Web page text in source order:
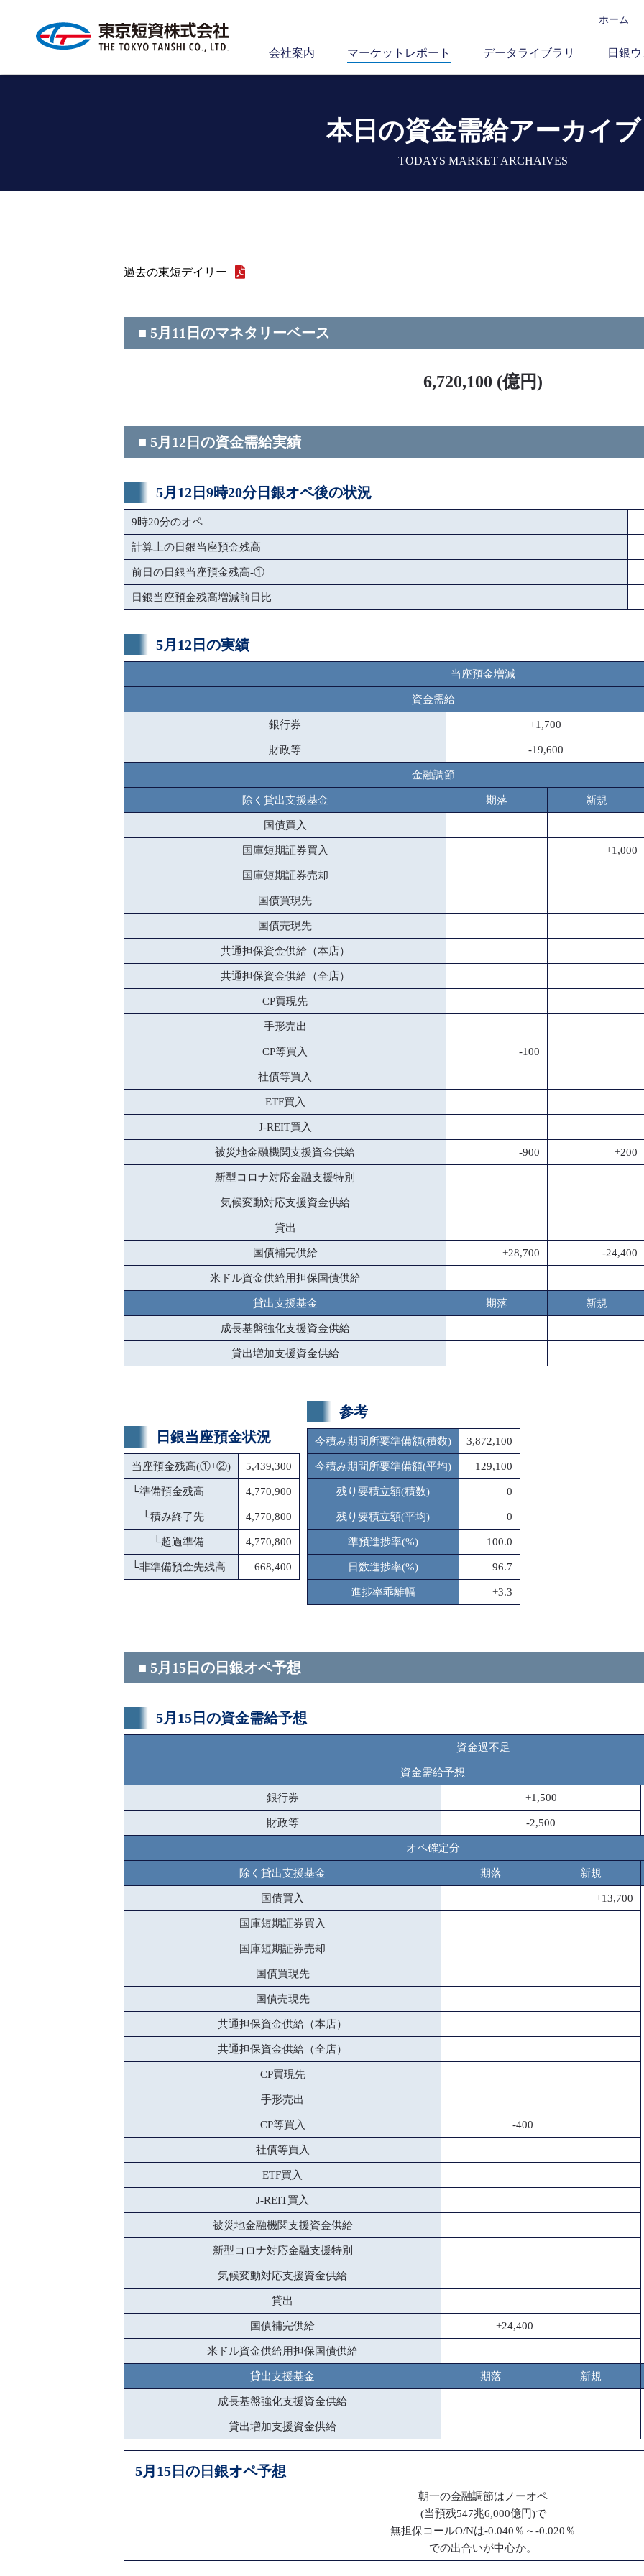
ホーム
会社案内 マーケットレポート データライブラリ 日銀
本日の資金需給アーカイブ
TODAYS MARKET ARCHAIVES
過去の東短デイリー
■ 5月11日のマネタリーベース
6,720,100 (億円)
■ 5月12日の資金需給実績
5月12日9時20分日銀オペ後の状況
9時20分のオペ
計算上の日銀当座預金残高
前日の日銀当座預金残高-①
日銀当座預金残高増減前日比
5月12日の実績
当座預金増減
資金需給
銀行券 +1,700
財政等 -19,600
金融調節
除く貸出支援基金 期落 新規
国債買入
国庫短期証券買入 +1,000
国庫短期証券売却
国債買現先
国債売現先
共通担保資金供給（本店）
共通担保資金供給（全店）
CP買現先
手形売出
CP等買入 -100
社債等買入
ETF買入
J-REIT買入
被災地金融機関支援資金供給 -900 +200
新型コロナ対応金融支援特別
気候変動対応支援資金供給
貸出
国債補完供給 +28,700 -24,400
米ドル資金供給用担保国債供給
貸出支援基金 期落 新規
成長基盤強化支援資金供給
貸出増加支援資金供給
日銀当座預金状況
当座預金残高(①+②) 5,439,300
└準備預金残高 4,770,900
└積み終了先 4,770,800
└超過準備 4,770,800
└非準備預金先残高 668,400
参考
今積み期間所要準備額(積数) 3,872,100
今積み期間所要準備額(平均) 129,100
残り要積立額(積数) 0
残り要積立額(平均) 0
準預進捗率(%) 100.0
日数進捗率(%) 96.7
進捗率乖離幅 +3.3
■ 5月15日の日銀オペ予想
5月15日の資金需給予想
資金過不足
資金需給予想
銀行券 +1,500
財政等 -2,500
オペ確定分
除く貸出支援基金 期落 新規
国債買入 +13,700
国庫短期証券買入
国庫短期証券売却
国債買現先
国債売現先
共通担保資金供給（本店）
共通担保資金供給（全店）
CP買現先
手形売出
CP等買入 -400
社債等買入
ETF買入
J-REIT買入
被災地金融機関支援資金供給
新型コロナ対応金融支援特別
気候変動対応支援資金供給
貸出
国債補完供給 +24,400
米ドル資金供給用担保国債供給
貸出支援基金 期落 新規
成長基盤強化支援資金供給
貸出増加支援資金供給
5月15日の日銀オペ予想
朝一の金融調節はノーオペ
(当預残547兆6,000億円)で
無担保コールO/Nは-0.040％～-0.020％
での出合いが中心か。